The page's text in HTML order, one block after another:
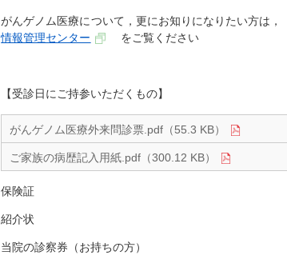
がんゲノム医療について，更にお知りになりたい方は，
情報管理センター
をご覧ください
【受診日にご持参いただくもの】
がんゲノム医療外来問診票.pdf（55.3 KB）
ご家族の病歴記入用紙.pdf（300.12 KB）
保険証
紹介状
当院の診察券（お持ちの方）